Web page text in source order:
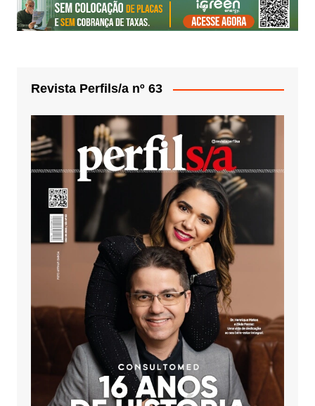
Revista Perfils/a nº 63